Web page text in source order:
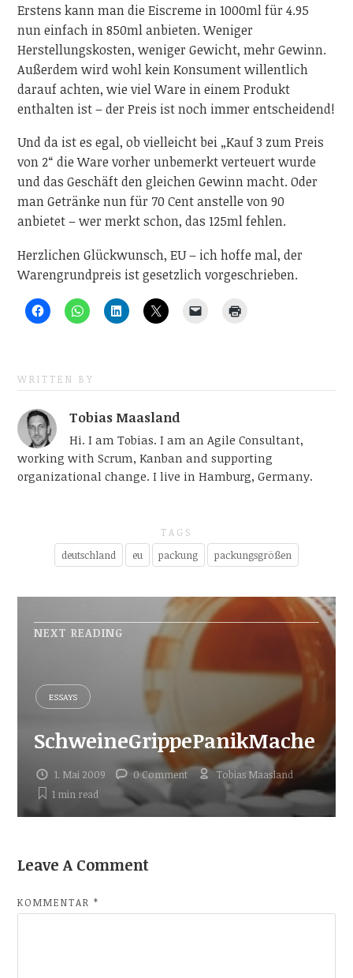
Erstens kann man die Eiscreme in 1000ml für 4.95
nun einfach in 850ml anbieten. Weniger
Herstellungskosten, weniger Gewicht, mehr Gewinn.
Außerdem wird wohl kein Konsument willentlich
darauf achten, wie viel Ware in einem Produkt
enthalten ist – der Preis ist noch immer entscheidend!
Und da ist es egal, ob vielleicht bei „Kauf 3 zum Preis
von 2“ die Ware vorher unbemerkt verteuert wurde
und das Geschäft den gleichen Gewinn macht. Oder
man Getränke nun für 70 Cent anstelle von 90
anbietet – wer merkt schon, das 125ml fehlen.
Herzlichen Glückwunsch, EU – ich hoffe mal, der
Warengrundpreis ist gesetzlich vorgeschrieben.
WRITTEN BY
Tobias Maasland
Hi. I am Tobias. I am an Agile Consultant,
working with Scrum, Kanban and supporting
organizational change. I live in Hamburg, Germany.
TAGS
deutschland eu packung packungsgrößen
NEXT READING
ESSAYS
SchweineGrippePanikMache
1. Mai 2009 0 Comment
Tobias Maasland
1 minread
Leave A Comment
KOMMENTAR*